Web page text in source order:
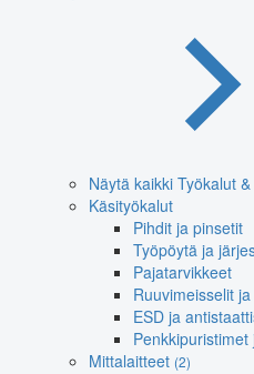
Näytä kaikki Työkalut
Käsityökalut
Pihdit ja pinsetit
Työpöytä ja
Pajatarvikkeet
Ruuvimeisselit
ESD ja
Penkkipuristimet
Mittalaitteet (2)